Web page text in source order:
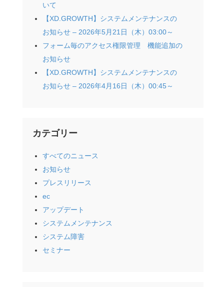
いて
【XD.GROWTH】システムメンテナンスの
お知らせ – 2026年5月21日（木）03:00～
フォーム毎のアクセス権限管理 機能追加の
お知らせ
【XD.GROWTH】システムメンテナンスの
お知らせ – 2026年4月16日（木）00:45～
カテゴリー
すべてのニュース
お知らせ
プレスリリース
ec
アップデート
システムメンテナンス
システム障害
セミナー